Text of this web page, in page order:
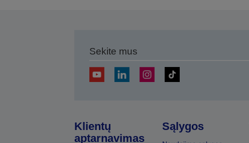
Sekite mus
Klientų
aptarnavimas
Sąlygos